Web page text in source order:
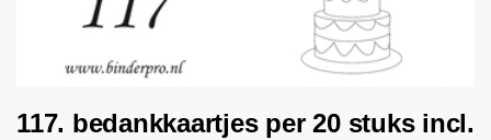
117. bedankkaartjes per 20 stuks incl.